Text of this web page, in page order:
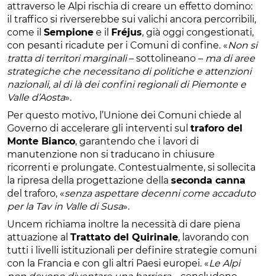
attraverso le Alpi rischia di creare un effetto domino:
il traffico si riverserebbe sui valichi ancora percorribili,
come il Sempione e il Fréjus, già oggi congestionati,
con pesanti ricadute per i Comuni di confine. «Non si
tratta di territori marginali– sottolineano – ma di aree
strategiche che necessitano di politiche e attenzioni
nazionali, al di là dei confini regionali di Piemonte e
Valle d’Aosta».
Per questo motivo, l’Unione dei Comuni chiede al
Governo di accelerare gli interventi sul traforo del
Monte Bianco, garantendo che i lavori di
manutenzione non si traducano in chiusure
ricorrenti e prolungate. Contestualmente, si sollecita
la ripresa della progettazione della seconda canna
del traforo, «senza aspettare decenni come accaduto
per la Tav in Valle di Susa».
Uncem richiama inoltre la necessità di dare piena
attuazione al Trattato del Quirinale, lavorando con
tutti i livelli istituzionali per definire strategie comuni
con la Francia e con gli altri Paesi europei. «Le Alpi